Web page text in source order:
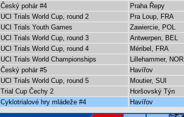
Český pohár #4
Praha Řepy
UCI Trials World Cup, round 2
Pra Loup, FRA
UCI Trials Youth Games
Zawiercie, POL
UCI Trials World Cup, round 3
Antwerpen, BEL
UCI Trials World Cup, round 4
Méribel, FRA
UCI Trials World Championships
Lillehammer, NOR
Český pohár #5
Havířov
UCI Trials World Cup, round 5
Moutier, SUI
Trial Cup Čechy 2
Horšovský Týn
Cyklotrialové hry mládeže #4 Havířov